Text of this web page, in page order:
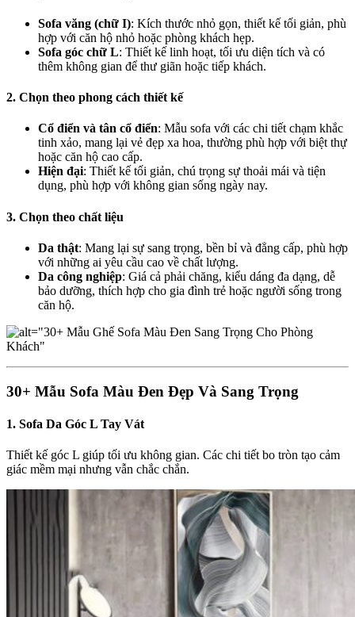
Sofa văng (chữ I): Kích thước nhỏ gọn, thiết kế tối giản, phù
hợp với căn hộ nhỏ hoặc phòng khách hẹp.
Sofa góc chữ L: Thiết kế linh hoạt, tối ưu diện tích và có
thêm không gian để thư giãn hoặc tiếp khách.
2. Chọn theo phong cách thiết kế
Cổ điển và tân cổ điển: Mẫu sofa với các chi tiết chạm khắc
tinh xảo, mang lại vẻ đẹp xa hoa, thường phù hợp với biệt thự
hoặc căn hộ cao cấp.
Hiện đại: Thiết kế tối giản, chú trọng sự thoải mái và tiện
dụng, phù hợp với không gian sống ngày nay.
3. Chọn theo chất liệu
Da thật: Mang lại sự sang trọng, bền bỉ và đẳng cấp, phù hợp
với những ai yêu cầu cao về chất lượng.
Da công nghiệp: Giá cả phải chăng, kiểu dáng đa dạng, dễ
bảo dưỡng, thích hợp cho gia đình trẻ hoặc người sống trong
căn hộ.
30+ Mẫu Sofa Màu Đen Đẹp Và Sang Trọng
1. Sofa Da Góc L Tay Vát
Thiết kế góc L giúp tối ưu không gian. Các chi tiết bo tròn tạo cảm
giác mềm mại nhưng vẫn chắc chắn.